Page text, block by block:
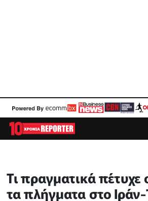
Τι πραγματικά
τα πλήγματα στο